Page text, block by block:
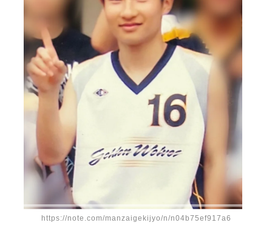
https://note.com/manzaigekijyo/n/n04b75ef917a6